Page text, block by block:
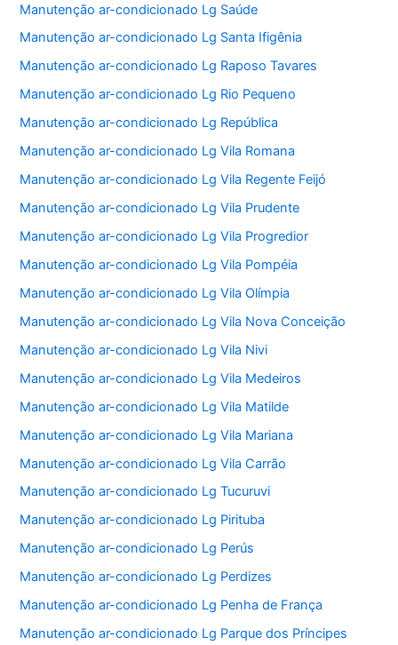
Manutenção ar-condicionado Lg Saúde
Manutenção ar-condicionado Lg Santa Ifigênia
Manutenção ar-condicionado Lg Raposo Tavares
Manutenção ar-condicionado Lg Rio Pequeno
Manutenção ar-condicionado Lg República
Manutenção ar-condicionado Lg Vila Romana
Manutenção ar-condicionado Lg Vila Regente Feijó
Manutenção ar-condicionado Lg Vila Prudente
Manutenção ar-condicionado Lg Vila Progredior
Manutenção ar-condicionado Lg Vila Pompéia
Manutenção ar-condicionado Lg Vila Olímpia
Manutenção ar-condicionado Lg Vila Nova Conceição
Manutenção ar-condicionado Lg Vila Nivi
Manutenção ar-condicionado Lg Vila Medeiros
Manutenção ar-condicionado Lg Vila Matilde
Manutenção ar-condicionado Lg Vila Mariana
Manutenção ar-condicionado Lg Vila Carrão
Manutenção ar-condicionado Lg Tucuruvi
Manutenção ar-condicionado Lg Pirituba
Manutenção ar-condicionado Lg Perús
Manutenção ar-condicionado Lg Perdizes
Manutenção ar-condicionado Lg Penha de França
Manutenção ar-condicionado Lg Parque dos Príncipes